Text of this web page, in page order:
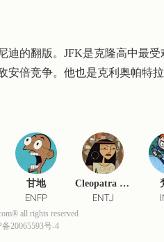
迪的翻版。JFK是克隆高中最
安倍竞争。他也是克利奥帕特
甘地
ENFP
Cleopatra "Cleo" Smith
ENTJ
all rights reserved
20065593号-4